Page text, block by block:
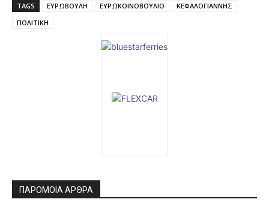
TAGS ΕΥΡΩΒΟΥΛΗ ΕΥΡΩΚΟΙΝΟΒΟΥΛΙΟ
ΚΕΦΑΛΟΓΙΑΝΝΗΣ
ΠΟΛΙΤΙΚΗ
ΠΑΡΟΜΟΙΑ ΑΡΘΡΑ